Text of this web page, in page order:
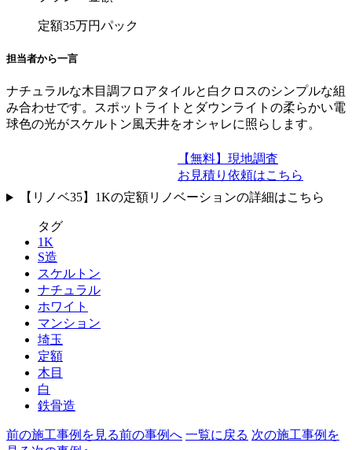
定額35万円パック
担当者から一言
ナチュラルな木目調フロアタイルと白クロスのシンプルな組
み合わせです。スポットライトとダウンライトの柔らかい電
球色の光がスケルトン風天井をオシャレに照らします。
【無料】現地調査
お見積り依頼はこちら
【リノベ35】1Kの定額リノベーションの詳細はこちら
タグ
1K
S造
スケルトン
ナチュラル
ホワイト
マンション
埼玉
定額
木目
白
鉄骨造
前の施工事例を見る前の事例へ 一覧に戻る 次の施工事例を